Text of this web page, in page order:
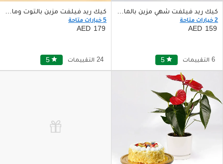
كيك ريد فيلفت شهي مزين بالماكرون والفواكه الطازجة
2 خيارات متاحة
159
5 star 6 التقييمات
كيك ريد فيلفت مزين بالتوت وماكرون
5 خيارات متاحة
179
5 star 24 التقييمات